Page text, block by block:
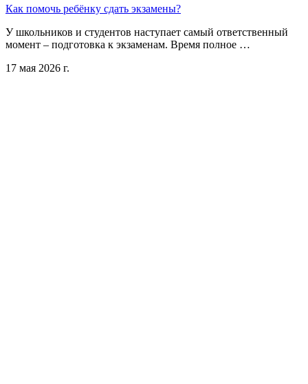
Как помочь ребёнку сдать экзамены?
У школьников и студентов наступает самый ответственный
момент – подготовка к экзаменам. Время полное …
17 мая 2026 г.